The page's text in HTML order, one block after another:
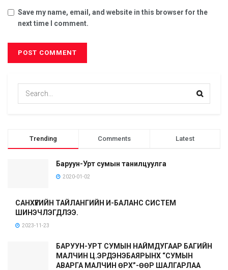
Save my name, email, and website in this browser for the
next time I comment.
Trending Comments Latest
Баруун-Урт сумын танилцуулга
2020-01-02
САНХҮҮГИЙН ТАЙЛАНГИЙН И-БАЛАНС СИСТЕМ
ШИНЭЧЛЭГДЛЭЭ.
2023-11-23
БАРУУН-УРТ СУМЫН НАЙМДУГААР БАГИЙН
МАЛЧИН Ц.ЭРДЭНЭБАЯРЫНХ “СУМЫН
АВАРГА МАЛЧИН ӨРХ”-ӨӨР ШАЛГАРЛАА